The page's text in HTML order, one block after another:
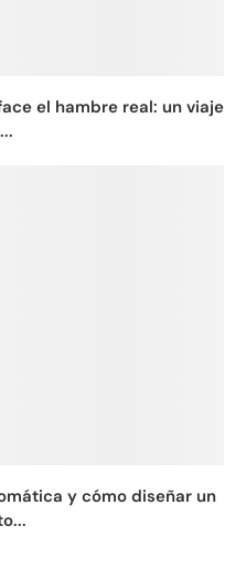
el hambre real: un viaje
y cómo diseñar un